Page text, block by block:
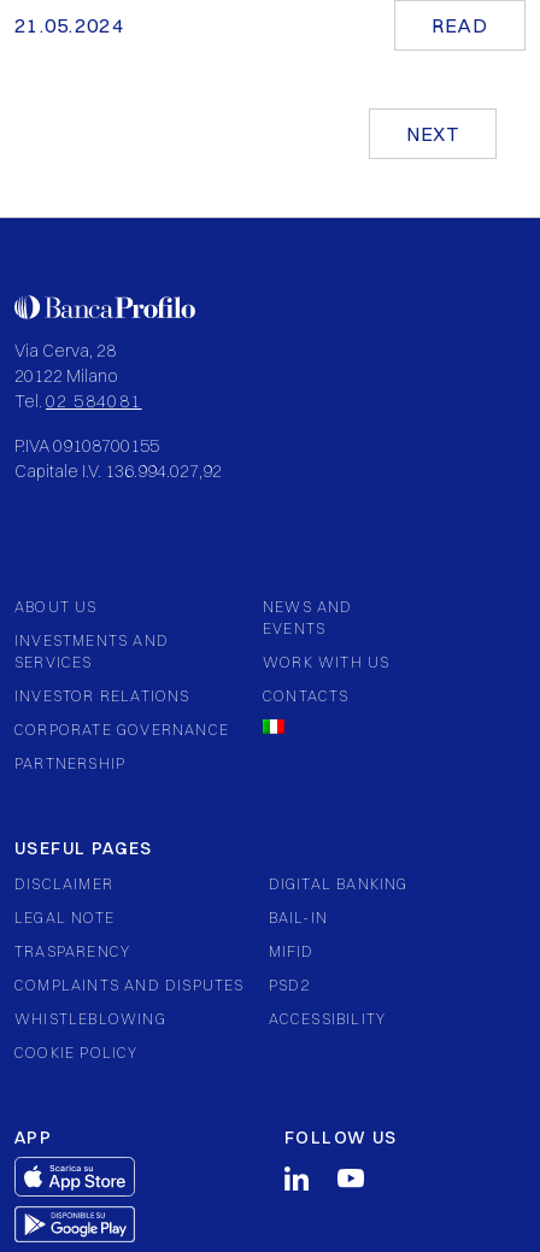
21.05.2024 READ
NEXT
Via Cerva, 28
20122 Milano
Tel. 02 584081
P.IVA 09108700155
Capitale I.V. 136.994.027,92
ABOUT US
INVESTMENTS AND
SERVICES
INVESTOR RELATIONS
CORPORATE GOVERNANCE
PARTNERSHIP
NEWS AND
EVENTS
WORK WITH US
CONTACTS
USEFUL PAGES
DISCLAIMER
LEGAL NOTE
TRASPARENCY
COMPLAINTS AND DISPUTES
WHISTLEBLOWING
COOKIE POLICY
DIGITAL BANKING
BAIL-IN
MIFID
PSD2
ACCESSIBILITY
APP FOLLOW US